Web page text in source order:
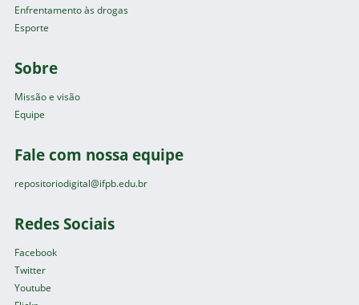
Enfrentamento às drogas
Esporte
Sobre
Missão e visão
Equipe
Fale com nossa equipe
repositoriodigital@ifpb.edu.br
Redes Sociais
Facebook
Twitter
Youtube